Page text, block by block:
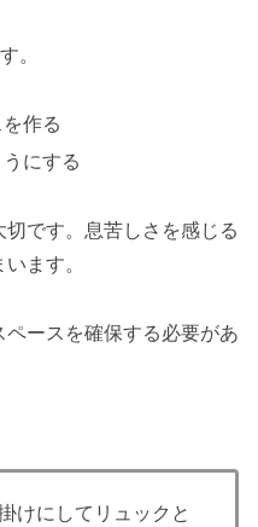
。
作る
にする
です。息苦しさを感じる
ます。
ースを確保する必要があ
けにしてリュックと